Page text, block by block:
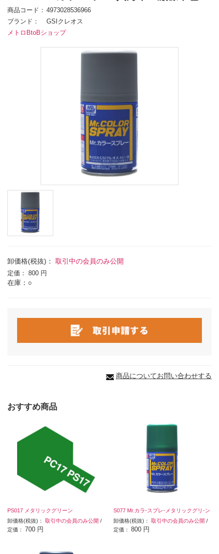
商品コード
4973028536966
ブランド
GSIクレオス
メトロBtoBショップ
卸価格(税抜)： 取引中の会員のみ公開
定価： 800 円
在庫：○
商品についてお問い合わせする
おすすめ商品
PS017 メタリックグリーン
卸価格(税抜)： 取引中の会員のみ公開 /
定価： 700 円
S077 Mr.カラ-スプレ-メタリックグリ-ン
卸価格(税抜)：取引中の会員のみ公開 /
定価：800 円